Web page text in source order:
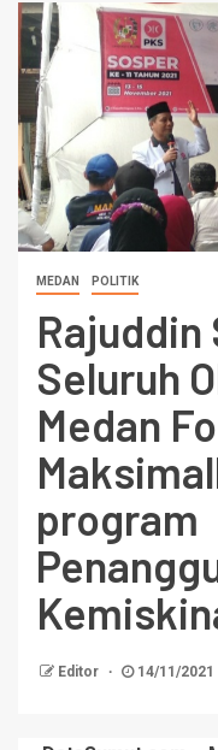
MEDAN POLITIK
Rajuddin
Seluruh
Medan
program
Editor 14/11/2021